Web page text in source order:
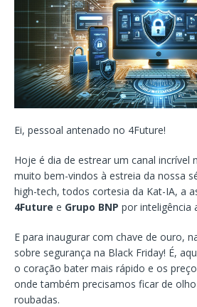
Ei, pessoal antenado no 4Future!
Hoje é dia de estrear um canal incrível
muito bem-vindos à estreia da nossa
high-tech, todos cortesia da Kat-IA, a
4Future e Grupo BNP por inteligência
E para inaugurar com chave de ouro,
sobre segurança na Black Friday! É,
o coração bater mais rápido e os
onde também precisamos ficar de
roubadas.